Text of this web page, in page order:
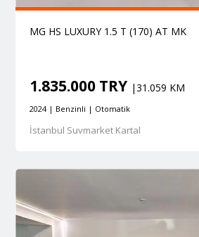
MG HS LUXURY 1.5 T (170) AT MK
1.835.000 TRY |31.059 KM
2024 | Benzinli | Otomatik
İstanbul Suvmarket Kartal